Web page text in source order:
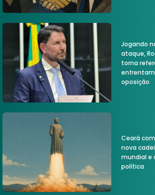
Jogando
ataque,
torna
oposição
Ceará
nova
mundial e
política